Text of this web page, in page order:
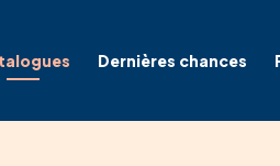
Dernières chances